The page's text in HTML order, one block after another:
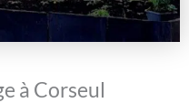
à Corseul